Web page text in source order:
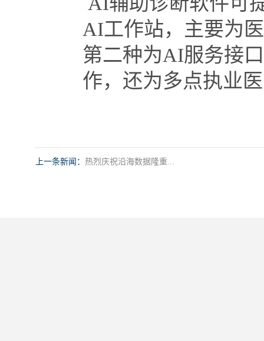
AI工作站，主要为
第二种为AI服务接
作，还为多点执业
上一条新闻： 热烈庆祝沿海数据隆重...